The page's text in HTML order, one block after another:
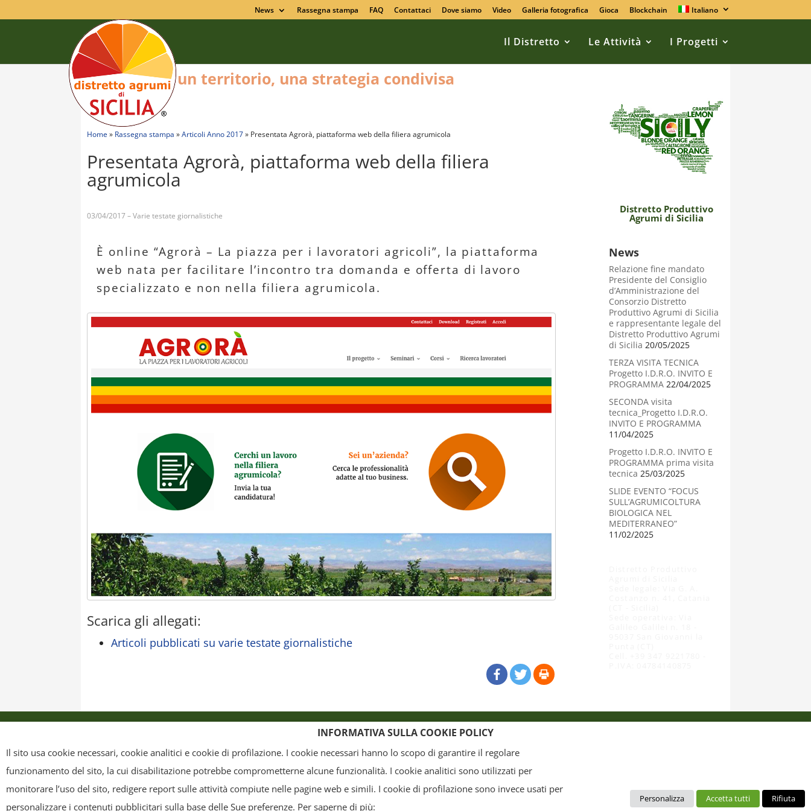
News Rassegna stampa FAQ Contattaci Dove siamo Video Galleria fotografica Gioca Blockchain Italiano
Il Distretto Le Attività I Progetti
Home » Rassegna stampa »Articoli Anno 2017» Presentata Agrorà, piattaforma web della filiera agrumicola
Presentata Agrorà, piattaforma web della filiera
agrumicola
03/04/2017 – Varie testate giornalistiche
È online “Agrorà – La piazza per i lavoratori agricoli”, la piattaforma
web nata per facilitare l’incontro tra domanda e offerta di lavoro
specializzato e non nella filiera agrumicola.
Scarica gli allegati:
Articoli pubblicati su varie testate giornalistiche
Distretto Produttivo
Agrumi di Sicilia
un territorio, una strategia condivisa
News
Relazione fine mandato
Presidente del Consiglio
d’Amministrazione del
Consorzio Distretto
Produttivo Agrumi di Sicilia
e rappresentante legale del
Distretto Produttivo Agrumi
di Sicilia 20/05/2025
TERZA VISITA TECNICA
Progetto I.D.R.O. INVITO E
PROGRAMMA 22/04/2025
SECONDA visita
tecnica_Progetto I.D.R.O.
INVITO E PROGRAMMA
11/04/2025
Progetto I.D.R.O. INVITO E
PROGRAMMA prima visita
tecnica 25/03/2025
SLIDE EVENTO “FOCUS
SULL’AGRUMICOLTURA
BIOLOGICA NEL
MEDITERRANEO”
11/02/2025
Copyright - Tutti i contenuti di questa pagina (i testi, le immagini, la grafica ed il layout) sono di proprietà del "Distretto Produttivo Agrumi di Sicilia" e tutelati dal diritto d’autore. È pertanto vietato copiarli, pubblicarli,
riscriverli, commercializzarli, distribuirli, anche soltanto in parte. Tutti i documenti presenti su questo sito, disponibili gratuitamente per il download, sono da intendere esclusivamente per uso personale. Possono essere
INFORMATIVA SULLA COOKIE POLICY
Il sito usa cookie necessari, cookie analitici e cookie di profilazione. I cookie necessari hanno lo scopo di garantire il regolare
funzionamento del sito, la cui disabilitazione potrebbe comprometterne alcune funzionalità. I cookie analitici sono utilizzati per
monitorare l’uso del sito, redigere report sulle attività compiute nelle pagine web e simili. I cookie di profilazione sono invece usati per
personalizzare i contenuti pubblicitari sulla base delle Sue preferenze. Per saperne di più:
Personalizza Accetta tutti Rifiuta